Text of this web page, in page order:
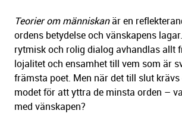
Teorier om människanär en
ordens betydelse och vänskapens
rytmisk och rolig dialog avhandlas allt
lojalitet och ensamhet till vem som är
främsta poet. Men när det till slut
modet för att yttra de minsta orden –
med vänskapen?